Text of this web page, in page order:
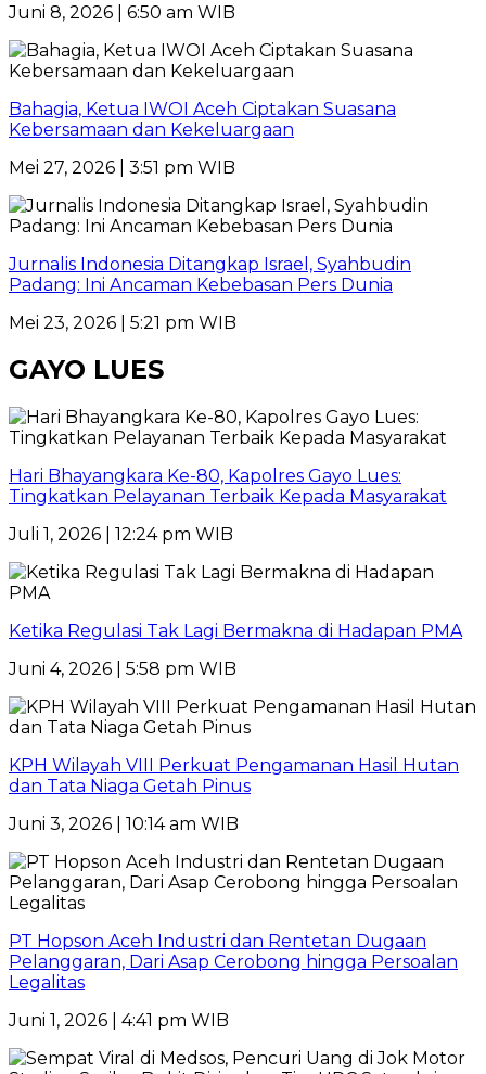
Juni 8, 2026 | 6:50 am WIB
Bahagia, Ketua IWOI Aceh Ciptakan Suasana
Kebersamaan dan Kekeluargaan
Mei 27, 2026 | 3:51 pm WIB
Jurnalis Indonesia Ditangkap Israel, Syahbudin
Padang: Ini Ancaman Kebebasan Pers Dunia
Mei 23, 2026 | 5:21 pm WIB
GAYO LUES
Hari Bhayangkara Ke-80, Kapolres Gayo Lues:
Tingkatkan Pelayanan Terbaik Kepada Masyarakat
Juli 1, 2026 | 12:24 pm WIB
Ketika Regulasi Tak Lagi Bermakna di Hadapan PMA
Juni 4, 2026 | 5:58 pm WIB
KPH Wilayah VIII Perkuat Pengamanan Hasil Hutan
dan Tata Niaga Getah Pinus
Juni 3, 2026 | 10:14 am WIB
PT Hopson Aceh Industri dan Rentetan Dugaan
Pelanggaran, Dari Asap Cerobong hingga Persoalan
Legalitas
Juni 1, 2026 | 4:41 pm WIB